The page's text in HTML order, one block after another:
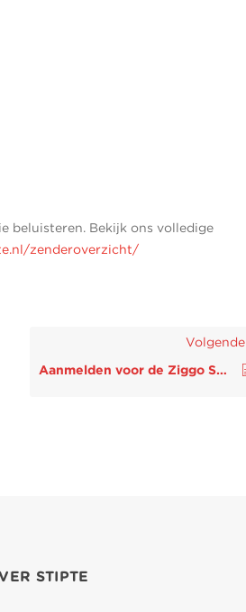
beluisteren. Bekijk ons volledige
zenderoverzicht/
Volgende
Aanmelden voor de Ziggo Sport Totaal app?
STIPTE